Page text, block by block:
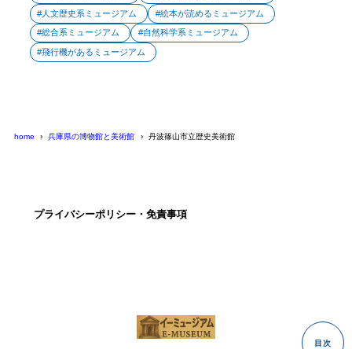
人文歴史系ミュージアム 絵本が読めるミュージアム
総合系ミュージアム 自然科学系ミュージアム
飛行機があるミュージアム
home 兵庫県の博物館と美術館 丹波篠山市立歴史美術館
プライバシーポリシー・免責事項